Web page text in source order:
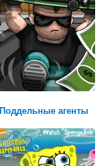
Поддельные агенты